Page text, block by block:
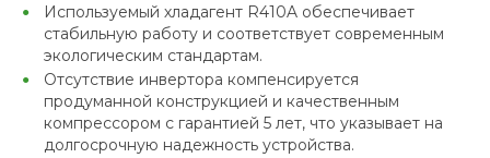
Используемый хладагент R410A обеспечивает
стабильную работу и соответствует современным
экологическим стандартам.
Отсутствие инвертора компенсируется
продуманной конструкцией и качественным
компрессором с гарантией 5 лет, что указывает на
долгосрочную надежность устройства.